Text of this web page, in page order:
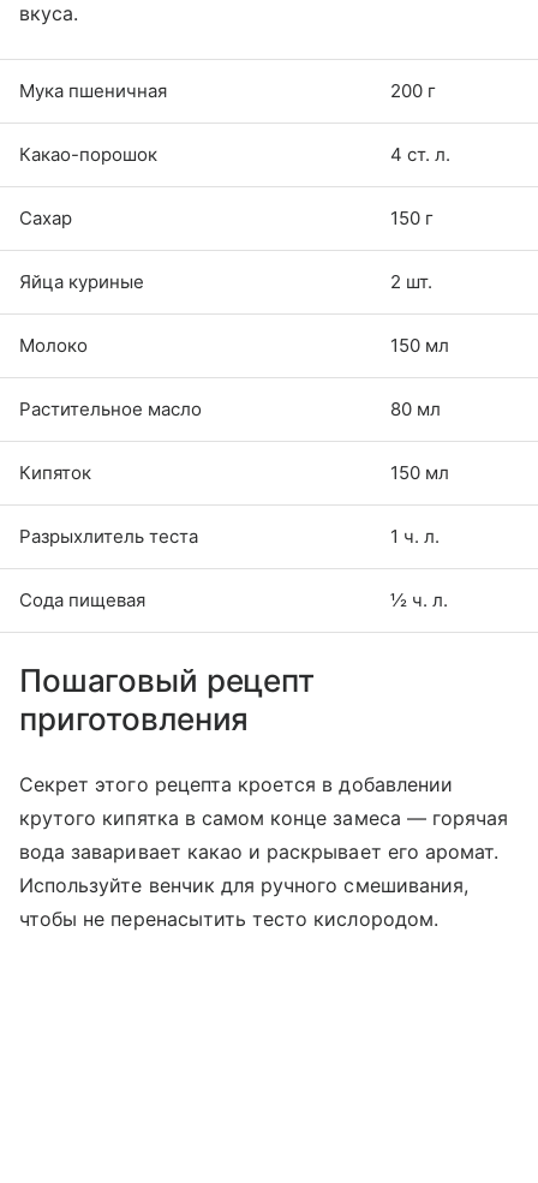
вкуса.
Мука пшеничная 200 г
Какао-порошок 4 ст. л.
Сахар 150 г
Яйца куриные 2 шт.
Молоко 150 мл
Растительное масло 80 мл
Кипяток 150 мл
Разрыхлитель теста 1 ч. л.
Сода пищевая ½ ч. л.
Пошаговый рецепт
приготовления
Секрет этого рецепта кроется в добавлении
крутого кипятка в самом конце замеса — горячая
вода заваривает какао и раскрывает его аромат.
Используйте венчик для ручного смешивания,
чтобы не перенасытить тесто кислородом.